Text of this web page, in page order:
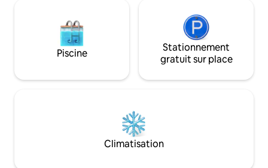
Piscine
Stationnement
gratuit sur place
Climatisation